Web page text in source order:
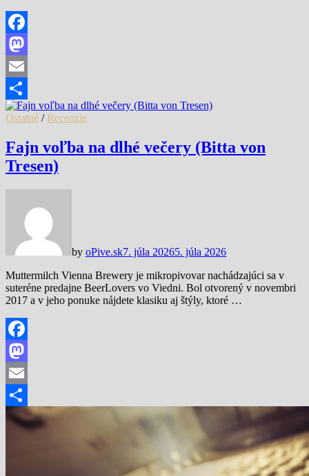
Facebook
Mastodon
Email
Share
Ostatné / Recenzie
Fajn voľba na dlhé večery (Bitta von
Tresen)
by oPive.sk7. júla 20265. júla 2026
Muttermilch Vienna Brewery je mikropivovar nachádzajúci sa v
suteréne predajne BeerLovers vo Viedni. Bol otvorený v novembri
2017 a v jeho ponuke nájdete klasiku aj štýly, ktoré …
Facebook
Mastodon
Email
Share